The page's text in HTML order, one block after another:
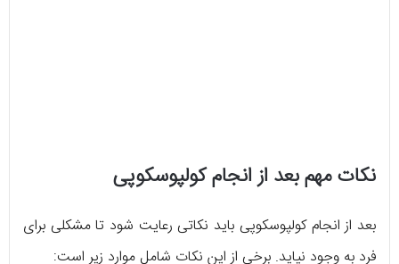
نکات مهم بعد از انجام کولپوسکوپی
بعد از انجام کولپوسکوپی باید نکاتی رعایت شود تا مشکلی برای
فرد به وجود نیاید. برخی از این نکات شامل موارد زیر است: